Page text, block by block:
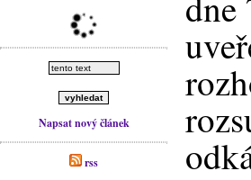
Napsat nový článek
rss